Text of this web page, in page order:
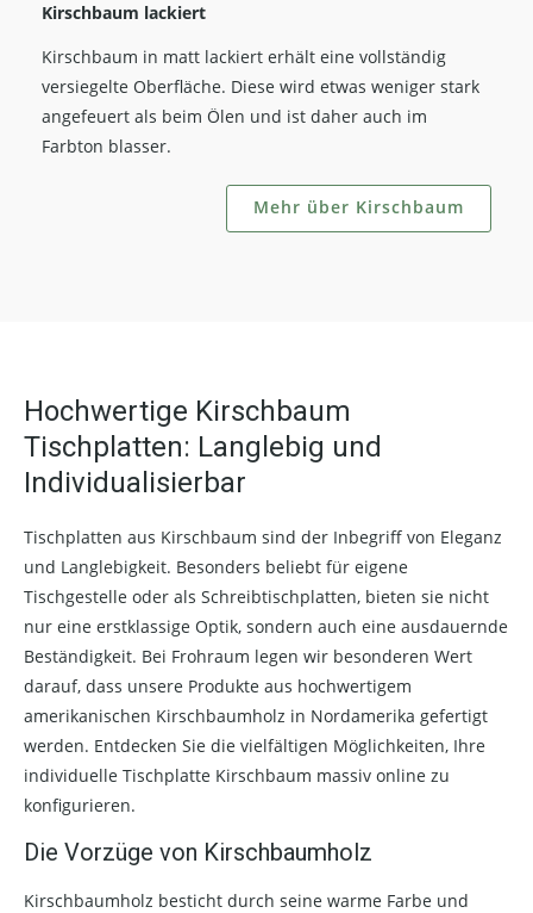
Kirschbaum lackiert
Kirschbaum in matt lackiert erhält eine vollständig
versiegelte Oberfläche. Diese wird etwas weniger stark
angefeuert als beim Ölen und ist daher auch im
Farbton blasser.
Mehr über Kirschbaum
Hochwertige Kirschbaum
Tischplatten: Langlebig und
Individualisierbar
Tischplatten aus Kirschbaum sind der Inbegriff von Eleganz
und Langlebigkeit. Besonders beliebt für eigene
Tischgestelle oder als Schreibtischplatten, bieten sie nicht
nur eine erstklassige Optik, sondern auch eine ausdauernde
Beständigkeit. Bei Frohraum legen wir besonderen Wert
darauf, dass unsere Produkte aus hochwertigem
amerikanischen Kirschbaumholz in Nordamerika gefertigt
werden. Entdecken Sie die vielfältigen Möglichkeiten, Ihre
individuelle Tischplatte Kirschbaum massiv online zu
konfigurieren.
Die Vorzüge von Kirschbaumholz
Kirschbaumholz besticht durch seine warme Farbe und